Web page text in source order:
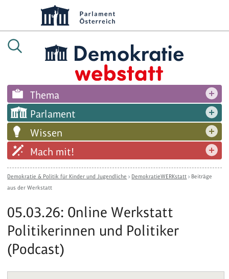
Thema
Parlament
Wissen
Mach mit!
Demokratie & Politik für Kinder und Jugendliche › DemokratieWERKstatt › Beiträge
aus der Werkstatt
05.03.26: Online Werkstatt
Politikerinnen und Politiker
(Podcast)